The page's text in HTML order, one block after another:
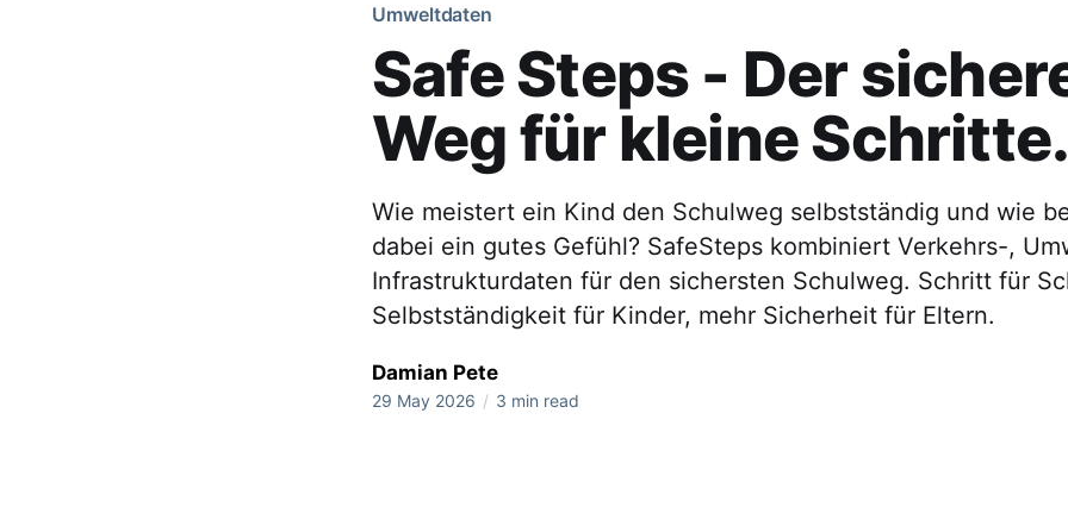
Umweltdaten
Safe Steps - Der
Weg für kleine
Wie meistert ein Kind den Schulweg selbstständig und wie
dabei ein gutes Gefühl? SafeSteps kombiniert Verkehrs-,
Infrastrukturdaten für den sichersten Schulweg. Schritt für
Selbstständigkeit für Kinder, mehr Sicherheit für Eltern.
Damian Pete
29 May 2026 / 3 min read